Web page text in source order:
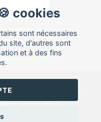
cookies
sont nécessaires
site, d'autres sont
et à des fins
créé sur